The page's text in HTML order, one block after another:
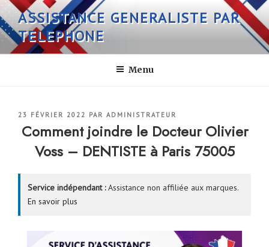
Aller
au
contenu
principal
ASSISTANCE GENERALISTE PAR
TELEPHONE
Menu
PUBLIÉ
LE
23 FÉVRIER 2022 PAR ADMINISTRATEUR
Comment joindre le Docteur Olivier
Voss – DENTISTE à Paris 75005
Service indépendant :Assistance non affiliée aux marques.
En savoir plus